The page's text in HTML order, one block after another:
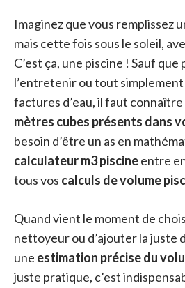
Imaginez que vous remplissez
mais cette fois sous le soleil,
C’est ça, une piscine ! Sauf
l’entretenir ou tout
factures d’eau, il faut connaître
mètres cubes présents dans
besoin d’être un as en
calculateur m3 piscineentre
tous vos calculs de volume
Quand vient le moment de
nettoyeur ou d’ajouter la juste
une estimation précise du
juste pratique, c’est